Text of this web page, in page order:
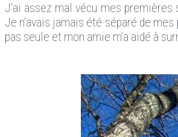
J’ai assez mal vécu mes
Je n’avais jamais été séparé de
pas seule et mon amie m’a aidé à